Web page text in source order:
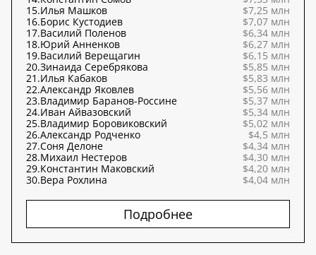
15.Илья Машков
$7,25 млн
16.Борис Кустодиев
$7,07 млн
17.Василий Поленов
$6,34 млн
18.Юрий Анненков
$6,27 млн
19.Василий Верещагин
$6,15 млн
20.Зинаида Серебрякова
$5,85 млн
21.Илья Кабаков
$5,83 млн
22.Александр Яковлев
$5,56 млн
23.Владимир Баранов-Россине
$5,37 млн
24.Иван Айвазовский
$5,34 млн
25.Владимир Боровиковский
$5,02 млн
26.Александр Родченко
$4,5 млн
27.Соня Делоне
$4,34 млн
28.Михаил Нестеров
$4,30 млн
29.Константин Маковский
$4,20 млн
30.Вера Рохлина $4,04 млн
Подробнее